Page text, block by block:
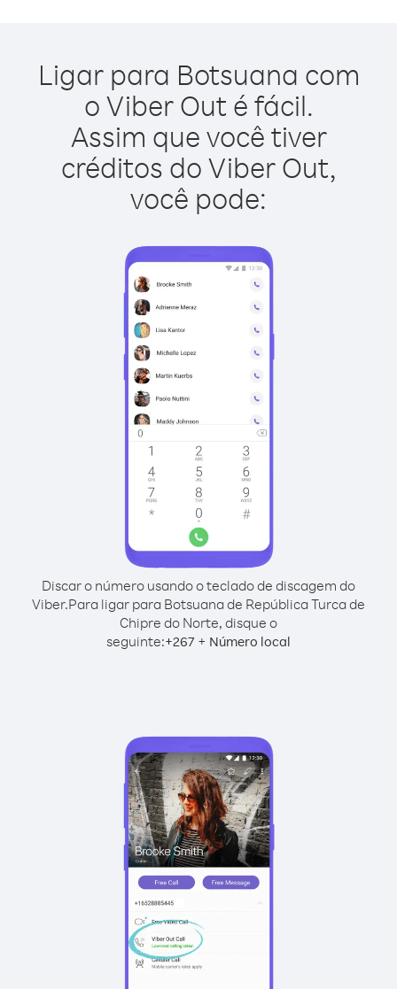
Ligar para Botsuana com
o Viber Out é fácil.
Assim que você tiver
créditos do Viber Out,
você pode:
Discar o número usando o teclado de discagem do
Viber.Para ligar para Botsuana de República Turca de
Chipre do Norte, disque o
seguinte:+267 + Número local